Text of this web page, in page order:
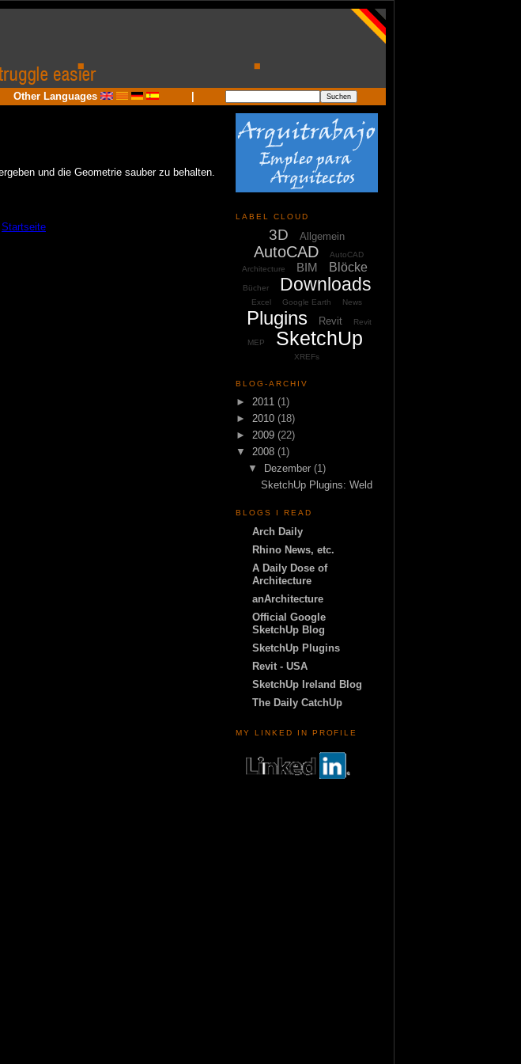
Other Languages
LABEL CLOUD
3D Allgemein
AutoCAD
AutoCAD
Architecture
BIM Blöcke
Bücher Downloads
Excel Google Earth News
Plugins Revit Revit
MEP SketchUp
XREFs
BLOG-ARCHIV
► 2011 (1)
► 2010 (18)
► 2009 (22)
▼ 2008 (1)
▼
Dezember(1)
SketchUp Plugins: Weld
BLOGS I READ
Arch Daily
Rhino News, etc.
A Daily Dose of
Architecture
anArchitecture
Official Google
SketchUp Blog
SketchUp Plugins
Revit - USA
SketchUp Ireland Blog
The Daily CatchUp
MY LINKED IN PROFILE
und die Geometrie sauber zu behalten.
Startseite